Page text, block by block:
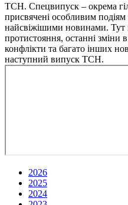
ТСН. Спецвипуск – окрема
присвячені особливим
найсвіжішими новинами. Тут
протистояння, останні зміни
конфлікти та багато інших
наступний випуск ТСН.
2026
2025
2024